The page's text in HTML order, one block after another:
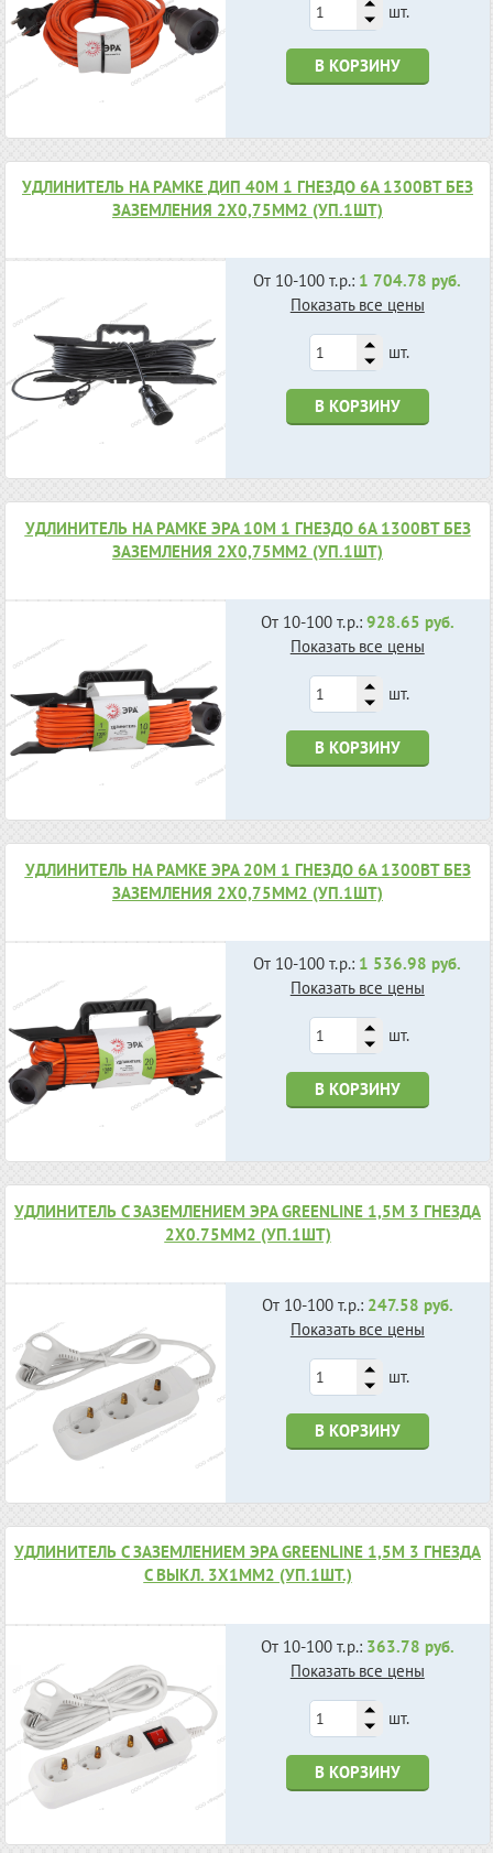
шт.
В КОРЗИНУ
УДЛИНИТЕЛЬ НА РАМКЕ ДИП 40М 1 ГНЕЗДО 6А 1300ВТ БЕЗ
ЗАЗЕМЛЕНИЯ 2X0,75ММ2 (УП.1ШТ)
От 10-100 т.р.: 1 704.78 руб.
Показать все цены
шт.
В КОРЗИНУ
УДЛИНИТЕЛЬ НА РАМКЕ ЭРА 10М 1 ГНЕЗДО 6А 1300ВТ БЕЗ
ЗАЗЕМЛЕНИЯ 2X0,75ММ2 (УП.1ШТ)
От 10-100 т.р.: 928.65 руб.
Показать все цены
шт.
В КОРЗИНУ
УДЛИНИТЕЛЬ НА РАМКЕ ЭРА 20М 1 ГНЕЗДО 6А 1300ВТ БЕЗ
ЗАЗЕМЛЕНИЯ 2X0,75ММ2 (УП.1ШТ)
От 10-100 т.р.: 1 536.98 руб.
Показать все цены
шт.
В КОРЗИНУ
УДЛИНИТЕЛЬ С ЗАЗЕМЛЕНИЕМ ЭРА GREENLINE 1,5М 3 ГНЕЗДА
2X0.75ММ2 (УП.1ШТ)
От 10-100 т.р.: 247.58 руб.
Показать все цены
шт.
В КОРЗИНУ
УДЛИНИТЕЛЬ С ЗАЗЕМЛЕНИЕМ ЭРА GREENLINE 1,5М 3 ГНЕЗДА
С ВЫКЛ. 3X1ММ2 (УП.1ШТ.)
От 10-100 т.р.: 363.78 руб.
Показать все цены
шт.
В КОРЗИНУ